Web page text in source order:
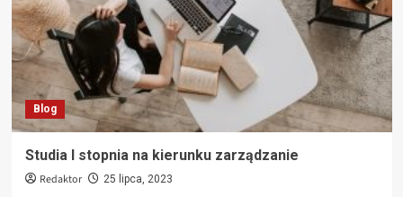
Innowacyjne
Rozwiązanie
w
Budownictwie
Blog
Studia I stopnia na kierunku zarządzanie
Redaktor 25 lipca, 2023